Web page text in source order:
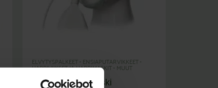
ELVYTYSPALKEET• ENSIAPUTARVIKKEET•
HAPPIVIIKSET JA HAPPIMASKIT• MUUT
EcoLite happimaski